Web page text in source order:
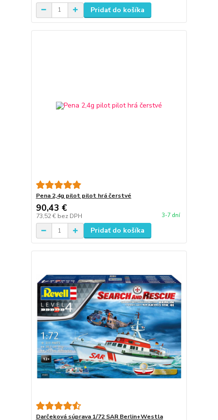
Pridať do košíka
Pena 2,4g pilot pilot hrá čerstvé
90,43 €
73,52 € bez DPH 3-7 dní
Pridať do košíka
Darčeková súprava 1/72 SAR Berlin+Westla